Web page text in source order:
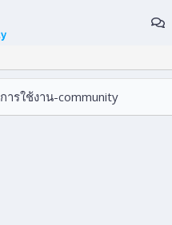
การใช้งาน-community